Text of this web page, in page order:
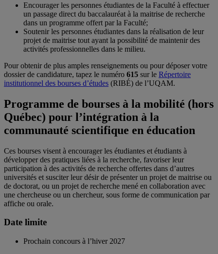
Encourager les personnes étudiantes de la Faculté à effectuer
un passage direct du baccalauréat à la maitrise de recherche
dans un programme offert par la Faculté;
Soutenir les personnes étudiantes dans la réalisation de leur
projet de maitrise tout ayant la possibilité de maintenir des
activités professionnelles dans le milieu.
Pour obtenir de plus amples renseignements ou pour déposer votre
dossier de candidature, tapez le numéro 615 sur le Répertoire
institutionnel des bourses d’études (RIBÉ) de l’UQAM.
Programme de bourses à la mobilité (hors
Québec) pour l’intégration à la
communauté scientifique en éducation
Ces bourses visent à encourager les étudiantes et étudiants à
développer des pratiques liées à la recherche, favoriser leur
participation à des activités de recherche offertes dans d’autres
universités et susciter leur désir de présenter un projet de maitrise ou
de doctorat, ou un projet de recherche mené en collaboration avec
une chercheuse ou un chercheur, sous forme de communication par
affiche ou orale.
Date limite
Prochain concours à l’hiver 2027